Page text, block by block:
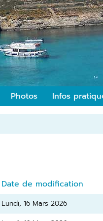
Photos Infos
Date de modification
Lundi, 16 Mars 2026